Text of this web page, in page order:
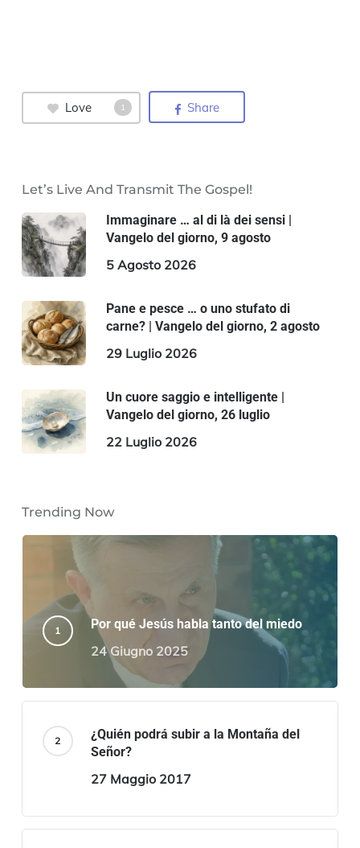
Love 1 Share
Let’s Live And Transmit The Gospel!
Immaginare … al di là dei sensi |
Vangelo del giorno, 9 agosto
5 Agosto 2026
Pane e pesce … o uno stufato di
carne? | Vangelo del giorno, 2 agosto
29 Luglio 2026
Un cuore saggio e intelligente |
Vangelo del giorno, 26 luglio
22 Luglio 2026
Trending Now
Por qué Jesús habla tanto del miedo
24 Giugno 2025
¿Quién podrá subir a la Montaña del
Señor?
27 Maggio 2017